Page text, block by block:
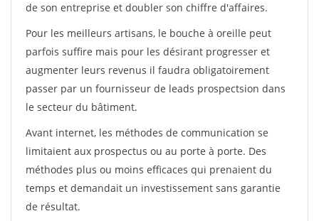
de son entreprise et doubler son chiffre d'affaires.
Pour les meilleurs artisans, le bouche à oreille peut
parfois suffire mais pour les désirant progresser et
augmenter leurs revenus il faudra obligatoirement
passer par un fournisseur de leads prospectsion dans
le secteur du bâtiment.
Avant internet, les méthodes de communication se
limitaient aux prospectus ou au porte à porte. Des
méthodes plus ou moins efficaces qui prenaient du
temps et demandait un investissement sans garantie
de résultat.